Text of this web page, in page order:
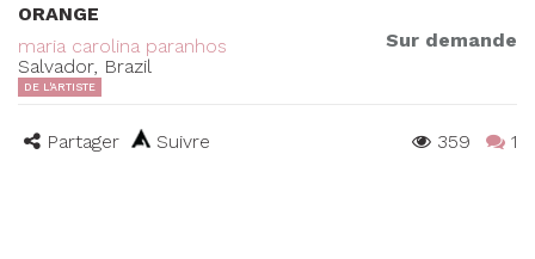
ORANGE
maria carolina paranhos
Salvador, Brazil
Sur demande
DE L'ARTISTE
Partager Suivre 359 1